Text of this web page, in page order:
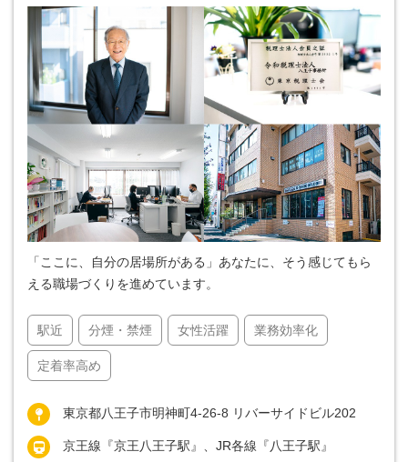
「ここに、自分の居場所がある」あなたに、そう感じてもら
える職場づくりを進めています。
駅近 分煙・禁煙 女性活躍 業務効率化
定着率高め
東京都八王子市明神町4-26-8 リバーサイドビル202
京王線『京王八王子駅』、JR各線『八王子駅』